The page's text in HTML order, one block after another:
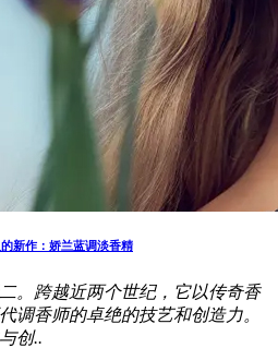
新作：娇兰蓝调淡香精
。跨越近两个世纪，它以传奇香
调香师的卓绝的技艺和创造力。
创..